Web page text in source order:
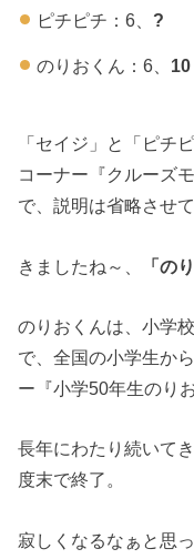
ピチピチ：6、 ?
のりおくん：6、 10
「セイジ」と「ピチ
コーナー『クルーズ
で、説明は省略させ
きましたね～、 「の
のりおくんは、小学
で、全国の小学生か
ー『小学50年生のり
長年にわたり続いて
度末で終了。
寂しくなるなぁと思